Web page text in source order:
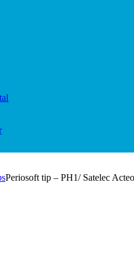
Periosoft tip – PH1/ Satelec